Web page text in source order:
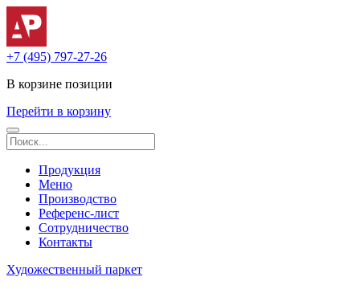
+7 (495) 797-27-26
В корзине позиции
Перейти в корзину
Продукция
Меню
Производство
Референс-лист
Сотрудничество
Контакты
Художественный паркет